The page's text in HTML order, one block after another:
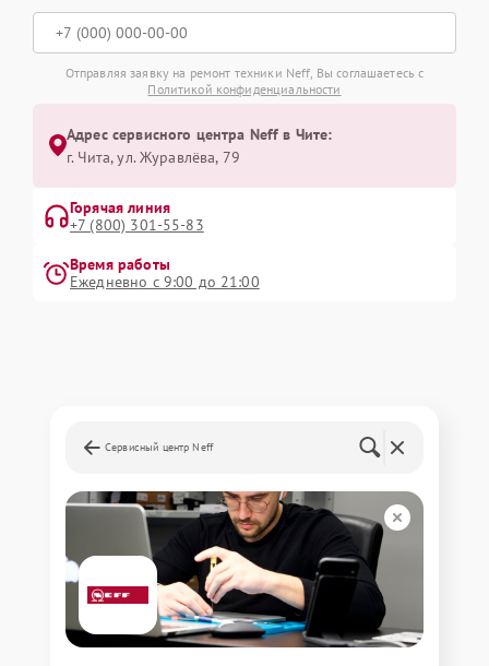
Отправляя заявку на ремонт техники Neff, Вы соглашаетесь с
Политикой конфиденциальности
Адрес сервисного центра Neff в Чите:
г. Чита, ул. Журавлёва, 79
Горячая линия
+7 (800) 301-55-83
Время работы
Ежедневно с 9:00 до 21:00
Сервисный центр Neff